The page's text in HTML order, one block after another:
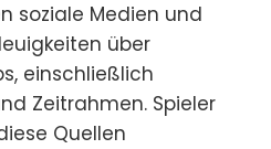
soziale Medien und
über
einschließlich
Zeitrahmen. Spieler
Quellen